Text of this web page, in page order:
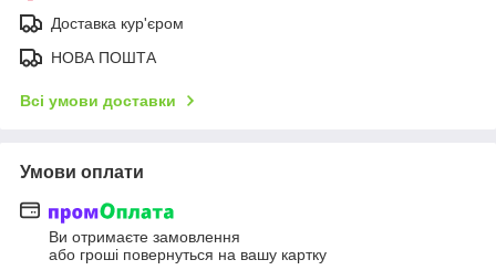
Доставка кур'єром
НОВА ПОШТА
Всі умови доставки
Умови оплати
Ви отримаєте замовлення
або гроші повернуться на вашу картку